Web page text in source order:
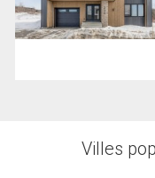
Villes